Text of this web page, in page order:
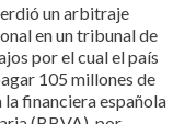
un arbitraje
en un tribunal de
por el cual el país
105 millones de
la financiera española